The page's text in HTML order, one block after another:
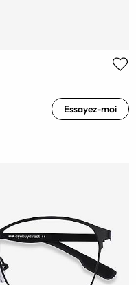
Essayez-moi